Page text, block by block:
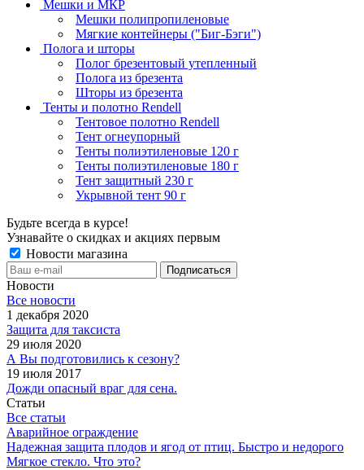
Мешки и МКР
Мешки полипропиленовые
Мягкие контейнеры ("Биг-Бэги")
Полога и шторы
Полог брезентовый утепленный
Полога из брезента
Шторы из брезента
Тенты и полотно Rendell
Тентовое полотно Rendell
Тент огнеупорный
Тенты полиэтиленовые 120 г
Тенты полиэтиленовые 180 г
Тент защитный 230 г
Укрывной тент 90 г
Будьте всегда в курсе!
Узнавайте о скидках и акциях первым
Новости магазина
Новости
Все новости
1 декабря 2020
Защита для таксиста
29 июля 2020
А Вы подготовились к сезону?
19 июля 2017
Дожди опасный враг для сена.
Статьи
Все статьи
Аварийное ограждение
Надежная защита плодов и ягод от птиц. Быстро и недорого
Мягкое стекло. Что это?